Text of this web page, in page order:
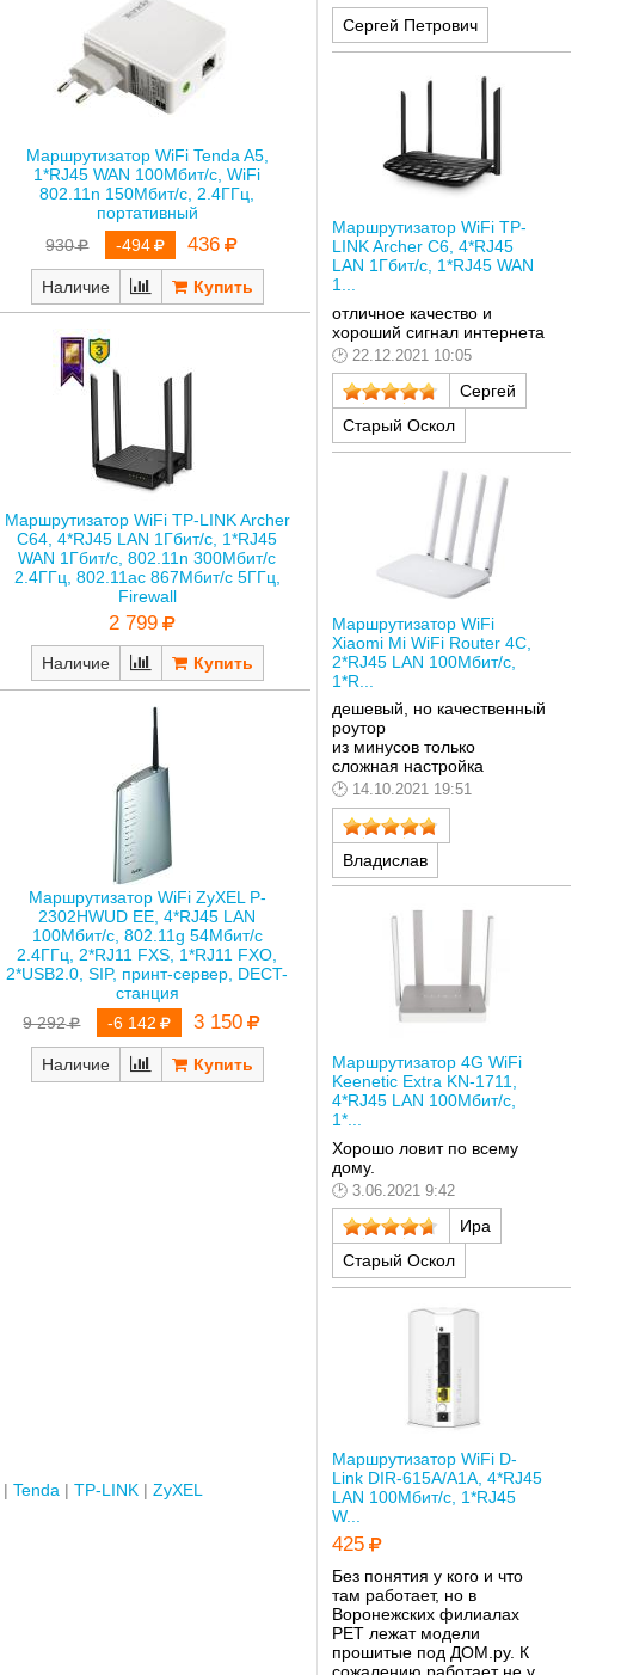
Маршрутизатор WiFi Tenda A5,
1*RJ45 WAN 100Мбит/с, WiFi
802.11n 150Мбит/с, 2.4ГГц,
портативный
930
-494 436
Наличие
Маршрутизатор WiFi TP-LINK Archer
C64, 4*RJ45 LAN 1Гбит/с, 1*RJ45
WAN 1Гбит/с, 802.11n 300Мбит/с
2.4ГГц, 802.11ac 867Мбит/с 5ГГц,
Firewall
2 799
Наличие
Маршрутизатор WiFi ZyXEL P-
2302HWUD EE, 4*RJ45 LAN
100Мбит/с, 802.11g 54Мбит/с
2.4ГГц, 2*RJ11 FXS, 1*RJ11 FXO,
2*USB2.0, SIP, принт-сервер, DECT-
станция
9 292
-6 142 3 150
Наличие
Tenda TP-LINK ZyXEL
Сергей Петрович
Маршрутизатор WiFi TP-
LINK Archer C6, 4*RJ45
LAN 1Гбит/с, 1*RJ45 WAN
1...
отличное качество и
хороший сигнал интернета
22.12.2021 10:05
Сергей
Старый Оскол
Маршрутизатор WiFi
Xiaomi Mi WiFi Router 4C,
2*RJ45 LAN 100Мбит/с,
1*R...
дешевый, но качественный
роутор
из минусов только
сложная настройка
14.10.2021 19:51
Владислав
Маршрутизатор 4G WiFi
Keenetic Extra KN-1711,
4*RJ45 LAN 100Мбит/с,
1*...
Хорошо ловит по всему
дому.
3.06.2021 9:42
Ира
Старый Оскол
Маршрутизатор WiFi D-
Link DIR-615A/A1A, 4*RJ45
LAN 100Мбит/с, 1*RJ45
W...
425
Без понятия у кого и что
там работает, но в
Воронежских филиалах
РЕТ лежат модели
прошитые под ДОМ.ру. К